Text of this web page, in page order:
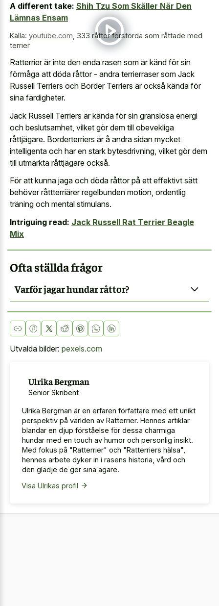
A different take: Shih Tzu Som Skäller När Den
Lämnas Ensam
Källa: youtube.com 333 råttor förstörda som råttade med
terrier
Ratterrier är inte den enda rasen som är känd för sin
förmåga att döda råttor - andra terrierraser som Jack
Russell Terriers och Border Terriers är också kända för
sina färdigheter.
Jack Russell Terriers är kända för sin gränslösa energi
och beslutsamhet, vilket gör dem till obevekliga
råttjägare. Borderterriers är å andra sidan mycket
intelligenta och har en stark bytesdrivning, vilket gör dem
till utmärkta råttjägare också.
För att kunna jaga och döda råttor på ett effektivt sätt
behöver råttterriärer regelbunden motion, ordentlig
träning och mental stimulans.
Intriguing read: Jack Russell Rat Terrier Beagle
Mix
Ofta ställda frågor
Varför jagar hundar råttor?
Utvalda bilder: pexels.com
Ulrika Bergman
Senior Skribent
Ulrika Bergman är en erfaren författare med ett unikt
perspektiv på världen av Ratterrier. Hennes artiklar
blandar en djup förståelse för dessa charmiga
hundar med en touch av humor och personlig insikt.
Med fokus på "Ratterrier" och "Ratterriers hälsa",
hennes arbete dyker in i rasens historia, vård och
den glädje de ger sina ägare.
Visa Ulrikas profil